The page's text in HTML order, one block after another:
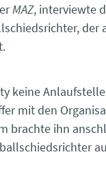
MAZ, interviewte
der
keine
mit den
brachte ihn